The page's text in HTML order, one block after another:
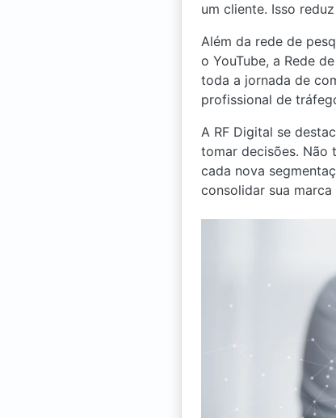
um cliente. Isso
Além da rede de
o YouTube, a Rede
toda a jornada de
profissional de
A RF Digital se
tomar decisões. Não
cada nova
consolidar sua